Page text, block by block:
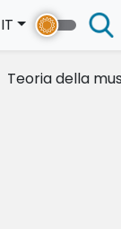
IT
Teoria della